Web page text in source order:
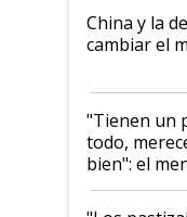
China y la
cambiar el
"Tienen un
todo,
bien": el
ganadera